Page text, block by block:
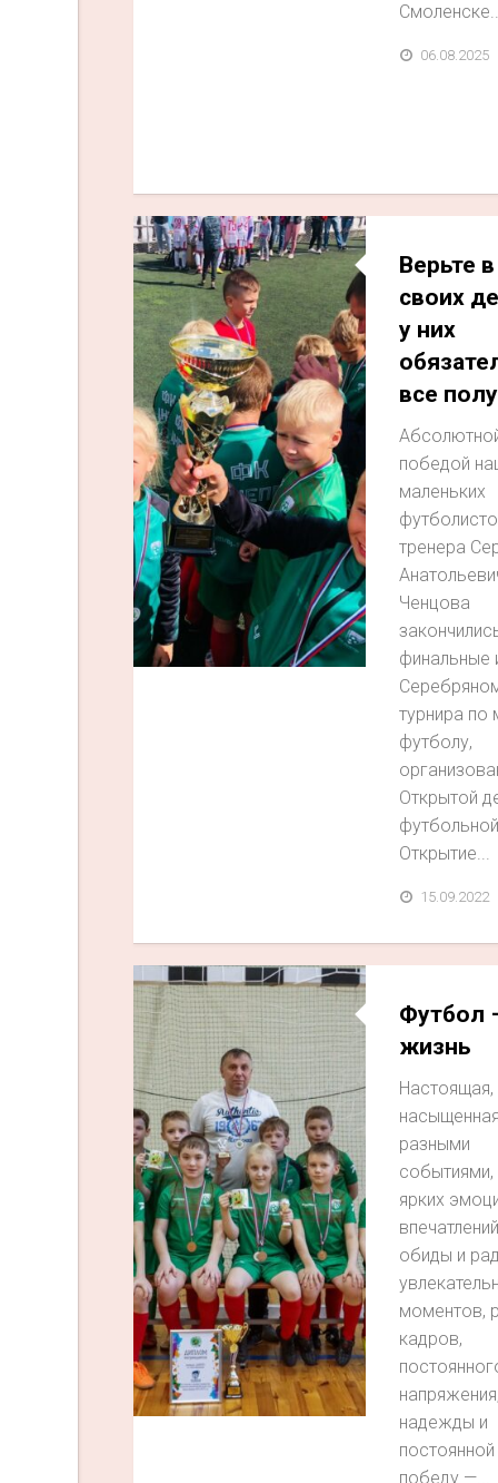
06.08.2025
Верьте в
своих
у них
все
победой
маленьких
тренера
Ченцова
финальные
турнира по
футболу,
Открытой
Открытие...
15.09.2022
Футбол
жизнь
Настоящая,
насыщенная
разными
событиями,
ярких
обиды и
моментов,
кадров,
напряжения,
надежды и
победу —...